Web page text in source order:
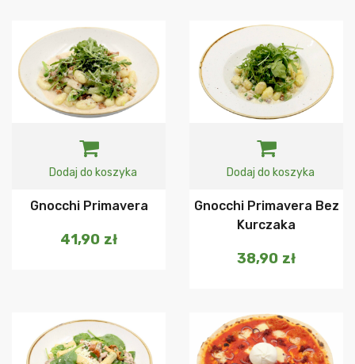
Dodaj do koszyka
Gnocchi Primavera
41,90 zł
Dodaj do koszyka
Gnocchi Primavera Bez
Kurczaka
38,90 zł